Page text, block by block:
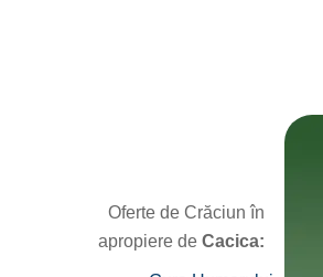
Oferte de Crăciun în
apropiere de Cacica: